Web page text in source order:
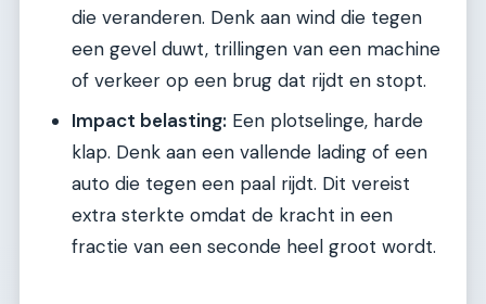
die veranderen. Denk aan wind die tegen
een gevel duwt, trillingen van een machine
of verkeer op een brug dat rijdt en stopt.
Impact belasting: Een plotselinge, harde
klap. Denk aan een vallende lading of een
auto die tegen een paal rijdt. Dit vereist
extra sterkte omdat de kracht in een
fractie van een seconde heel groot wordt.